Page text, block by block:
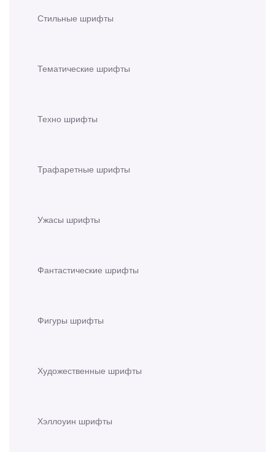
Стильные шрифты
Тематические шрифты
Техно шрифты
Трафаретные шрифты
Ужасы шрифты
Фантастические шрифты
Фигуры шрифты
Художественные шрифты
Хэллоуин шрифты